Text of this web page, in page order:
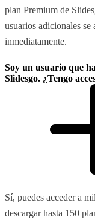
plan Premium de
usuarios adicionales
inmediatamente.
Soy un usuario que
Slidesgo. ¿Tengo
Sí, puedes acceder a
descargar hasta 150